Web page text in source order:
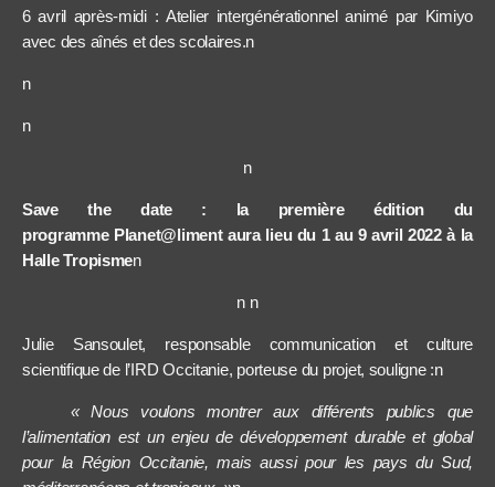
6 avril après-midi : Atelier intergénérationnel animé par Kimiyo
avec des aînés et des scolaires.n
n
n
n
Save the date : la première édition du
programme Planet@liment aura lieu du 1 au 9 avril 2022 à la
Halle Tropismen
n n
Julie Sansoulet, responsable communication et culture
scientifique de l’IRD Occitanie, porteuse du projet, souligne :n
« Nous voulons montrer aux différents publics que
l’alimentation est un enjeu de développement durable et global
pour la Région Occitanie, mais aussi pour les pays du Sud,